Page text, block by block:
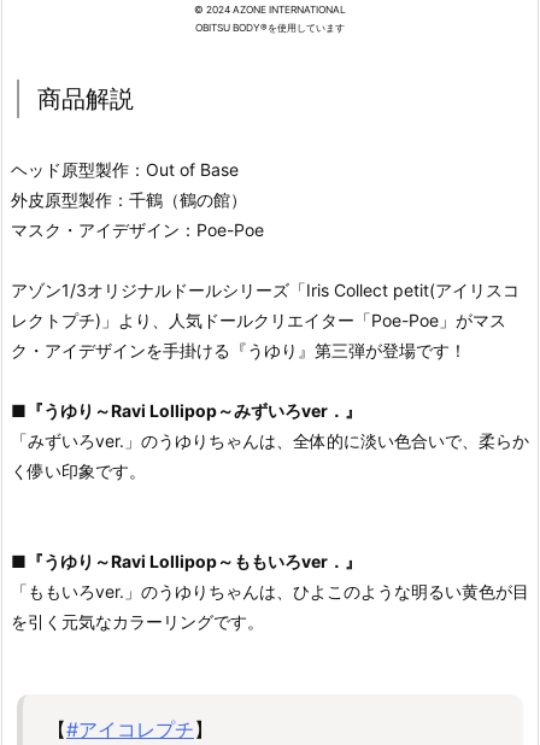
© 2024 AZONE INTERNATIONAL
OBITSU BODY®を使用しています
商品解説
ヘッド原型製作：Out of Base
外皮原型製作：千鶴（鶴の館）
マスク・アイデザイン：Poe-Poe
アゾン1/3オリジナルドールシリーズ「Iris Collect petit(アイリスコ
レクトプチ)」より、人気ドールクリエイター「Poe-Poe」がマス
ク・アイデザインを手掛ける『うゆり』第三弾が登場です！
■ 『うゆり～Ravi Lollipop～みずいろver．』
「みずいろver.」のうゆりちゃんは、全体的に淡い色合いで、柔らか
く儚い印象です。
■ 『うゆり～Ravi Lollipop～ももいろver．』
「ももいろver.」のうゆりちゃんは、ひよこのような明るい黄色が目
を引く元気なカラーリングです。
【#アイコレプチ】